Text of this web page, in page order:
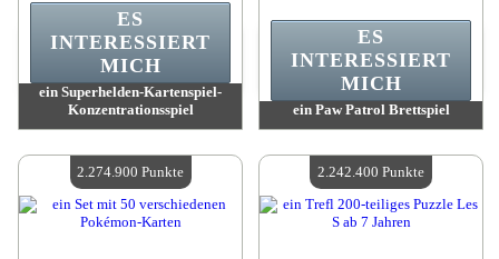
ein Superhelden-Kartenspiel-
Konzentrationsspiel
Verfügbare Menge:4
ES
INTERESSIERT
MICH
ein Paw Patrol Brettspiel
Verfügbare Menge:4
ES
INTERESSIERT
MICH
2.274.900 Punkte 2.242.400 Punkte